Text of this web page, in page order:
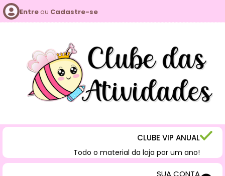
Entreou Cadastre-se
CLUBE VIP ANUAL
Todo o material da loja por um ano!
SUA CONTA